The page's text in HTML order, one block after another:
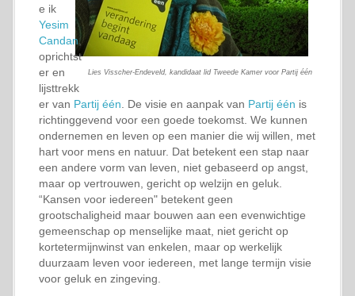
Lies Visscher-Endeveld, kandidaat lid Tweede Kamer voor Partij één
e ik
Yesim
Candan,
oprichtst
er en
lijsttrekk
er van Partij één . De visie en aanpak van Partij één is
richtinggevend voor een goede toekomst. We kunnen
ondernemen en leven op een manier die wij willen, met
hart voor mens en natuur. Dat betekent een stap naar
een andere vorm van leven, niet gebaseerd op angst,
maar op vertrouwen, gericht op welzijn en geluk.
“Kansen voor iedereen" betekent geen
grootschaligheid maar bouwen aan een evenwichtige
gemeenschap op menselijke maat, niet gericht op
kortetermijnwinst van enkelen, maar op werkelijk
duurzaam leven voor iedereen, met lange termijn visie
voor geluk en zingeving.